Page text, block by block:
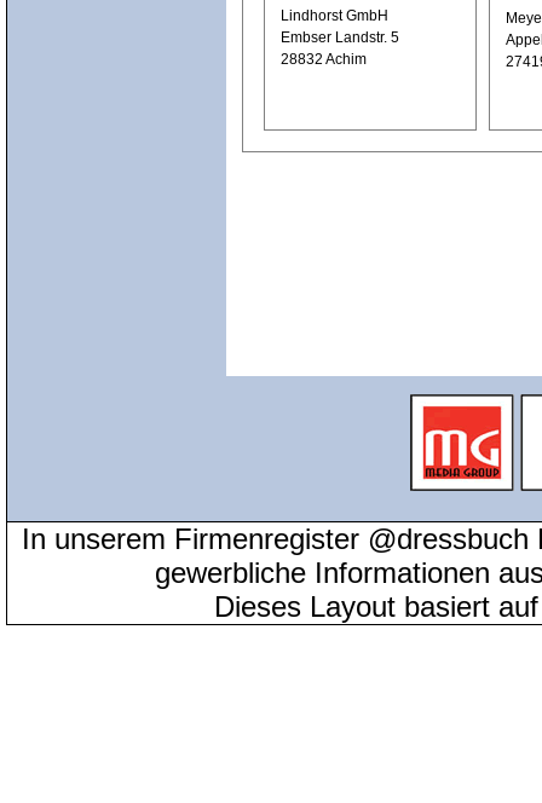
Lindhorst GmbH
Embser Landstr. 5
28832 Achim
In unserem Firmenregister
gewerbliche Informationen
Dieses Layout basiert